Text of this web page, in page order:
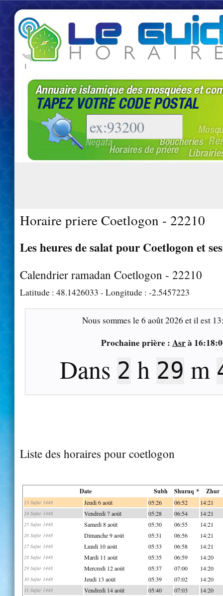
|
Horaire priere Coetlogon - 22210
Les heures de salat pour Coetlogon et
Calendrier ramadan Coetlogon - 22210
Latitude : 48.1426033 - Longitude : -2.5457223
Nous sommes le6 août 2026 et il est
Prochaine prière : Asrà
Dans 2 h 29 m
Liste des horaires pour coetlogon
Date Subh Shuruq * Zhur
23 Safar 1448 Jeudi 6 août 05:26 06:52 14:21
24 Safar 1448 Vendredi 7 août 05:28 06:54 14:21
25 Safar 1448 Samedi 8 août 05:30 06:55 14:21
26 Safar 1448 Dimanche 9 août 05:31 06:56 14:21
27 Safar 1448 Lundi 10 août 05:33 06:58 14:21
28 Safar 1448 Mardi 11 août 05:35 06:59 14:20
29 Safar 1448 Mercredi 12 août 05:37 07:00 14:20
30 Safar 1448 Jeudi 13 août 05:39 07:02 14:20
31 Safar 1448 Vendredi 14 août 05:40 07:03 14:20